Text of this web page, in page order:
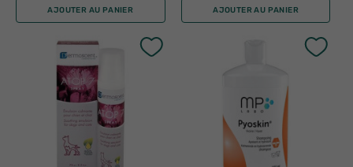
AJOUTER AU PANIER AJOUTER AU PANIER